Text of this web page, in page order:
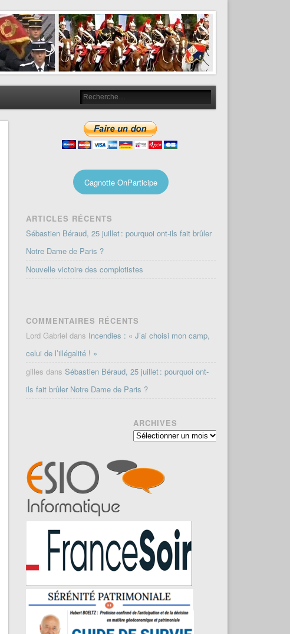
Cagnotte OnParticipe
ARTICLES RÉCENTS
Sébastien Béraud, 25 juillet : pourquoi ont-ils fait brûler
Notre Dame de Paris ?
Nouvelle victoire des complotistes
COMMENTAIRES RÉCENTS
Lord Gabriel dans Incendies : « J’ai choisi mon camp,
celui de l’illégalité ! »
gilles dansSébastien Béraud, 25 juillet : pourquoi ont-
ils fait brûler Notre Dame de Paris ?
ARCHIVES
Archives